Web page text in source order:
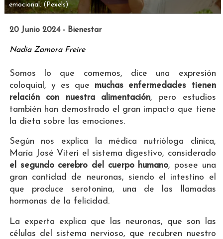
emocional. (Pexels)
20 Junio 2024 - Bienestar
Nadia Zamora Freire
Somos lo que comemos, dice una expresión
coloquial, y es que muchas enfermedades tienen
relación con nuestra alimentación, pero estudios
también han demostrado el gran impacto que tiene
la dieta sobre las emociones.
Según nos explica la médica nutrióloga clínica,
María José Viteri el sistema digestivo, considerado
el segundo cerebro del cuerpo humano, posee una
gran cantidad de neuronas, siendo el intestino el
que produce serotonina, una de las llamadas
hormonas de la felicidad.
La experta explica que las neuronas, que son las
células del sistema nervioso, que recubren nuestro